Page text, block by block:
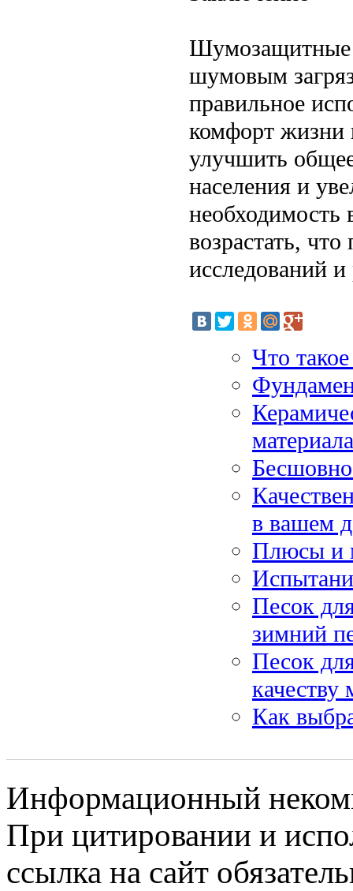
Шумозащитные
шумовым
правильное
комфорт жизни
улучшить
населения и
необходимость
возрастать,
исследований и
Что
материала
в вашем
Плюсы и
Песок
зимний
Песок
качеству
Как
Информационный
При цитировании и
ссылка на сайт